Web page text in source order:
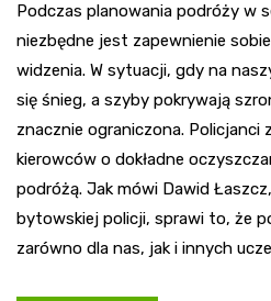
Podczas planowania podróży w
niezbędne jest zapewnienie
widzenia. W sytuacji, gdy na
się śnieg, a szyby pokrywają
znacznie ograniczona. Policjanci
kierowców o dokładne
podróżą. Jak mówi Dawid
bytowskiej policji, sprawi to, że
zarówno dla nas, jak i innych